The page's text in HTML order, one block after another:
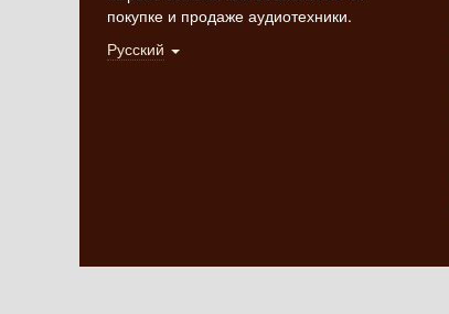
покупке и продаже аудиотехники.
Русский